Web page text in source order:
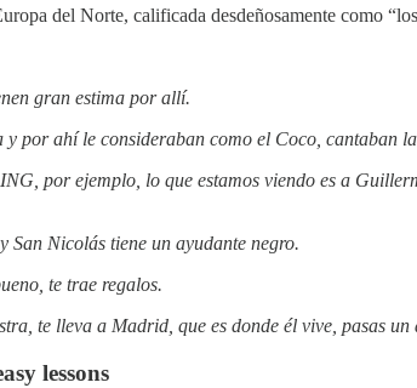
del Norte, calificada desdeñosamente como
gran estima por allí.
por ahí le consideraban como el Coco, cantaban
por ejemplo, lo que estamos viendo es a
San Nicolás tiene un ayudante negro.
te trae regalos.
te lleva a Madrid, que es donde él vive, pasas
lessons